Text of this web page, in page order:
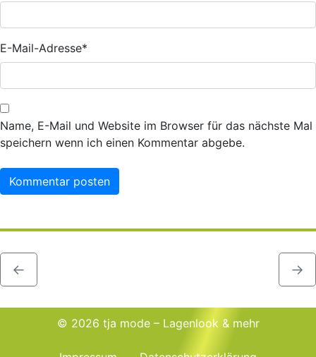
E-Mail-Adresse*
Name, E-Mail und Website im Browser für das nächste Mal
speichern wenn ich einen Kommentar abgebe.
← →
© 2026 tja mode – Lagenlook & mehr